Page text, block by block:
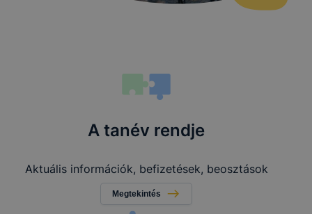
A tanév rendje
Aktuális információk, befizetések, beosztások
Megtekintés